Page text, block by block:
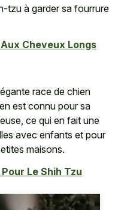
tzu à garder sa fourrure
Cheveux Longs
race de chien
est connu pour sa
ce qui en fait une
avec enfants et pour
maisons.
Le Shih Tzu